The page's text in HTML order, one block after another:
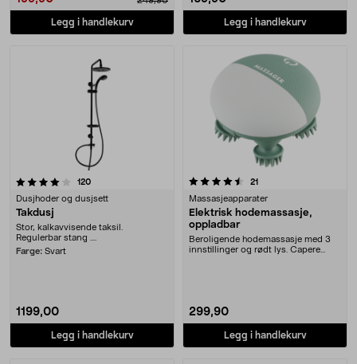
Legg i handlekurv Legg i handlekurv
120anmeldelser
Dusjhoder og dusjsett
Takdusj
Stor, kalkavvisende taksil.
Regulerbar stang ....
Farge: Svart
1199,00
Legg i handlekurv
4.5 av 5 stjerner 21
Massasjeapparater
Elektrisk hodemassasje,
oppladbar
Beroligende hodemassasje med 3
innstillinger og rødt lys. Capere
299,90
Legg i handlekurv